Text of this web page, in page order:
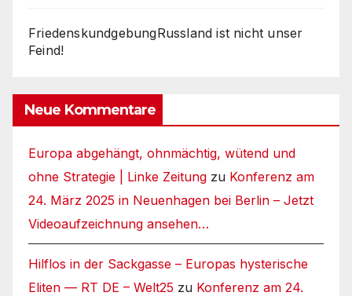
FriedenskundgebungRussland ist nicht unser
Feind!
Neue Kommentare
Europa abgehängt, ohnmächtig, wütend und
ohne Strategie | Linke Zeitung zu Konferenz am
24. März 2025 in Neuenhagen bei Berlin – Jetzt
Videoaufzeichnung ansehen…
Hilflos in der Sackgasse – Europas hysterische
Eliten — RT DE – Welt25 zu Konferenz am 24.